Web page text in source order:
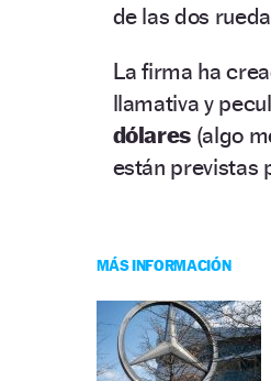
de las dos
La firma ha
llamativa y
dólares (algo
están previstas
MÁS INFORMACIÓN